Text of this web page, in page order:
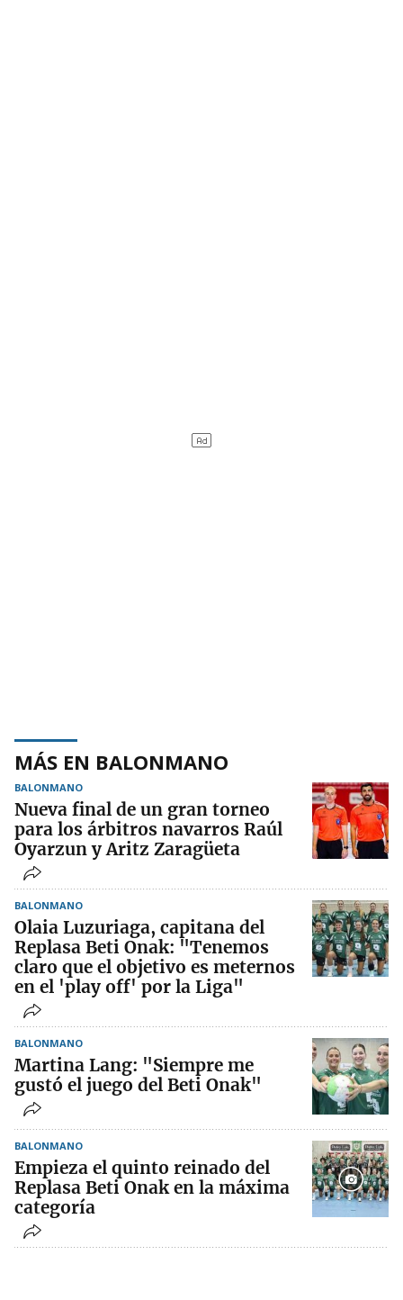
MÁS EN BALONMANO
BALONMANO
Nueva final de un gran torneo
para los árbitros navarros Raúl
Oyarzun y Aritz Zaragüeta
BALONMANO
Olaia Luzuriaga, capitana del
Replasa Beti Onak: "Tenemos
claro que el objetivo es meternos
en el 'play off' por la Liga"
BALONMANO
Martina Lang: "Siempre me
gustó el juego del Beti Onak"
BALONMANO
Empieza el quinto reinado del
Replasa Beti Onak en la máxima
categoría